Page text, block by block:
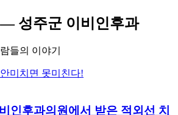
성주군 이비인후과
들의 이야기
미치면 못미친다!
인후과의원에서 받은 적외선 치